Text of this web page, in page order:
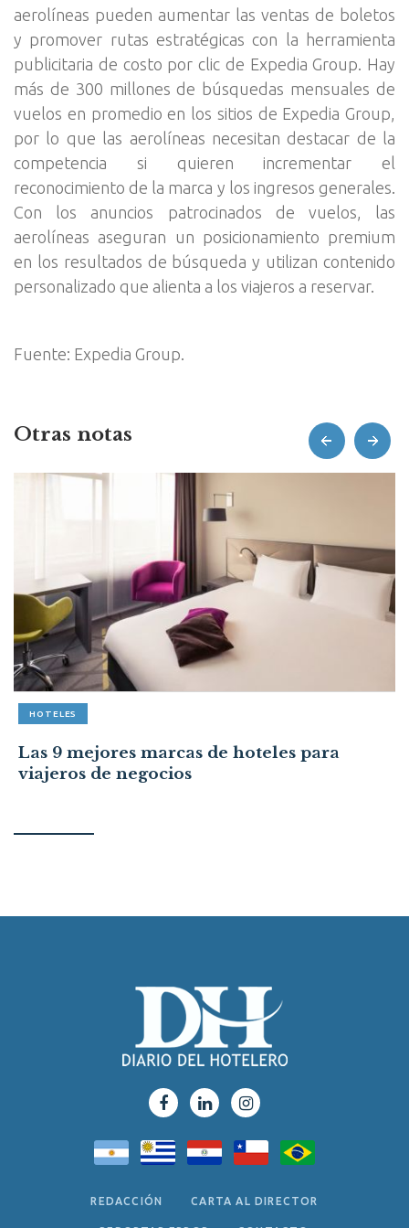
aerolíneas pueden aumentar las ventas de boletos
y promover rutas estratégicas con la herramienta
publicitaria de costo por clic de Expedia Group. Hay
más de 300 millones de búsquedas mensuales de
vuelos en promedio en los sitios de Expedia Group,
por lo que las aerolíneas necesitan destacar de la
competencia si quieren incrementar el
reconocimiento de la marca y los ingresos generales.
Con los anuncios patrocinados de vuelos, las
aerolíneas aseguran un posicionamiento premium
en los resultados de búsqueda y utilizan contenido
personalizado que alienta a los viajeros a reservar.
Fuente: Expedia Group.
Otras notas
HOTELES
Las 9 mejores marcas de hoteles para
viajeros de negocios
prev next
REDACCIÓN CARTA AL DIRECTOR